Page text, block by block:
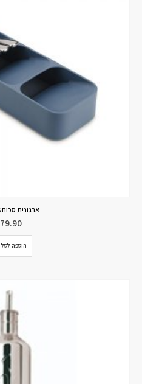
ארגונית סכום DS כחול S
79.90
הוספה לסל